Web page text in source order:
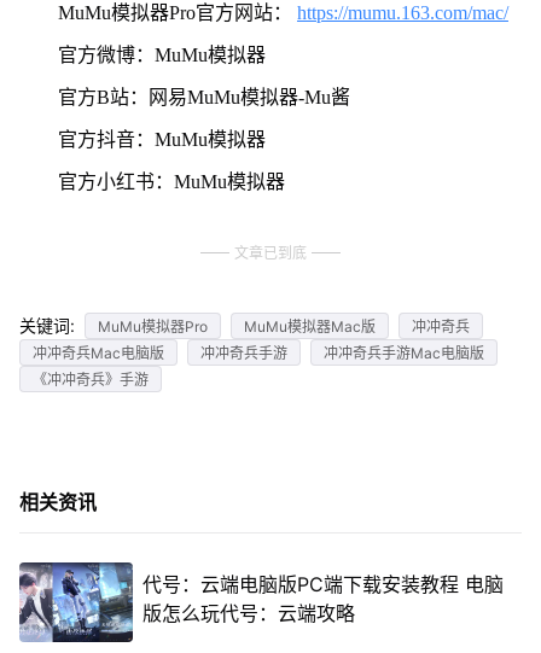
MuMu模拟器Pro官方网站： https://mumu.163.com/mac/
官方微博：MuMu模拟器
官方B站：网易MuMu模拟器-Mu酱
官方抖音：MuMu模拟器
官方小红书：MuMu模拟器
文章已到底
关键词: MuMu模拟器Pro MuMu模拟器Mac版
冲冲奇兵
冲冲奇兵Mac电脑版
冲冲奇兵手游
冲冲奇兵手游Mac电脑版
《冲冲奇兵》手游
相关资讯
代号：云端电脑版PC端下载安装教程 电脑
版怎么玩代号：云端攻略